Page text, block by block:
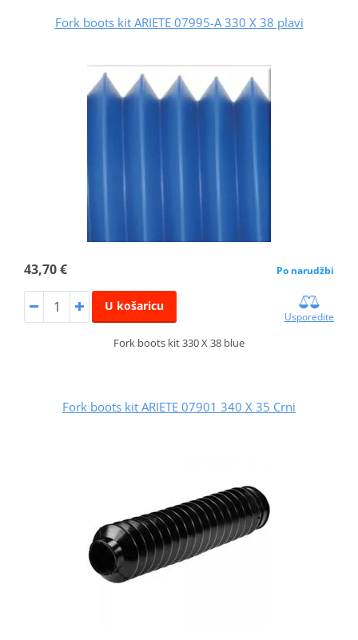
Fork boots kit ARIETE 07995-A 330 X 38 plavi
43,70 € Po narudžbi
U košaricu
Usporedite
Fork boots kit 330 X 38 blue
Fork boots kit ARIETE 07901 340 X 35 Crni